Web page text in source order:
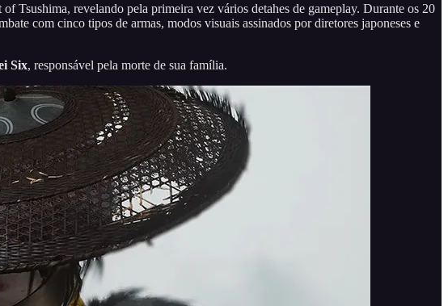
of Tsushima, revelando pela primeira vez vários detahes de gameplay. Durante os 20
com cinco tipos de armas, modos visuais assinados por diretores japoneses e
Six, responsável pela morte de sua família.